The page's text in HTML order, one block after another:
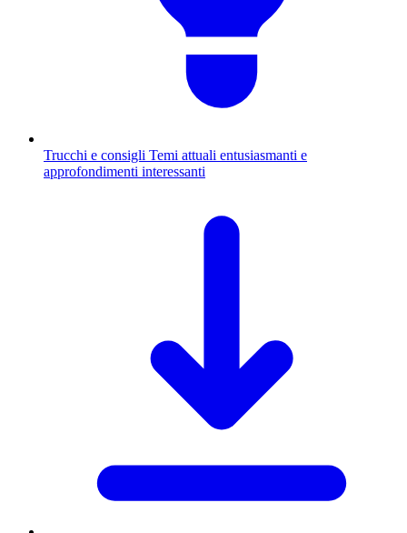
Trucchi e consigli Temi attuali entusiasmanti e
approfondimenti interessanti